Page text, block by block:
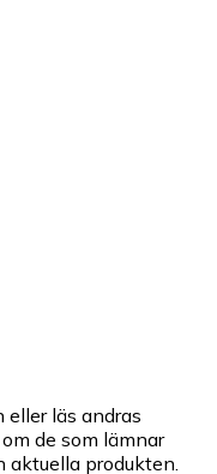
eller läs andras
de som lämnar
aktuella produkten.